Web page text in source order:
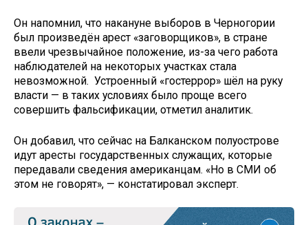
Он напомнил, что накануне выборов в Черногории
был произведён арест «заговорщиков», в стране
ввели чрезвычайное положение, из-за чего работа
наблюдателей на некоторых участках стала
невозможной. Устроенный «гостеррор» шёл на руку
власти — в таких условиях было проще всего
совершить фальсификации, отметил аналитик.
Он добавил, что сейчас на Балканском полуострове
идут аресты государственных служащих, которые
передавали сведения американцам. «Но в СМИ об
этом не говорят», — констатировал эксперт.